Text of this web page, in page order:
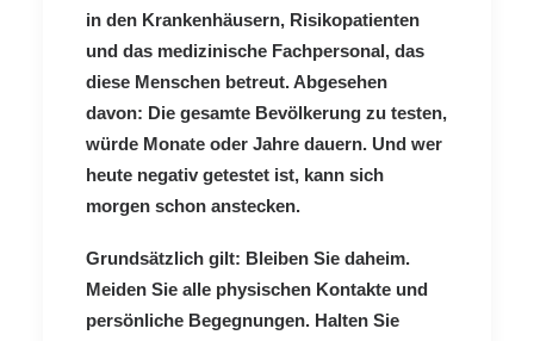
in den Krankenhäusern, Risikopatienten
und das medizinische Fachpersonal, das
diese Menschen betreut. Abgesehen
davon: Die gesamte Bevölkerung zu testen,
würde Monate oder Jahre dauern. Und wer
heute negativ getestet ist, kann sich
morgen schon anstecken.
Grundsätzlich gilt: Bleiben Sie daheim.
Meiden Sie alle physischen Kontakte und
persönliche Begegnungen. Halten Sie